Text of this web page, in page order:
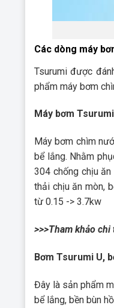
Các dòng máy
Tsurumi được
phẩm máy bơm
Máy bơm
Máy bơm chìm
bể lắng. Nhằm
304 chống chịu
thải chịu ăn mòn,
từ 0.15 -> 3.7kw
>>>Tham khảo
Bơm Tsurumi U,
Đây là sản phẩm
bể lắng, bền bùn